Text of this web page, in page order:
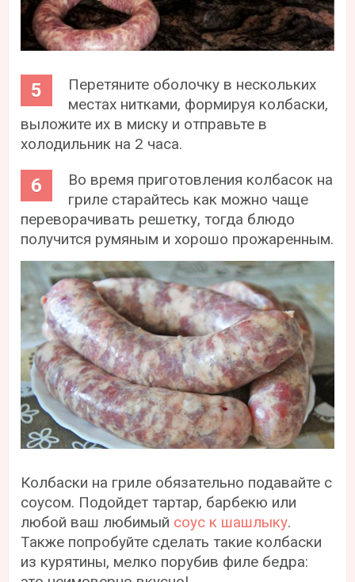
Перетяните оболочку в нескольких
местах нитками, формируя колбаски,
выложите их в миску и отправьте в
холодильник на 2 часа.
Во время приготовления колбасок на
гриле старайтесь как можно чаще
переворачивать решетку, тогда блюдо
получится румяным и хорошо прожаренным.
Колбаски на гриле обязательно подавайте с
соусом. Подойдет тартар, барбекю или
любой ваш любимый соус к шашлыку.
Также попробуйте сделать такие колбаски
из курятины, мелко порубив филе бедра: